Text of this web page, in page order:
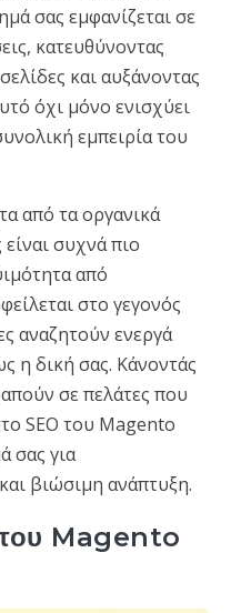
σας εμφανίζεται σε
κατευθύνοντας
και αυξάνοντας
όχι μόνο ενισχύει
εμπειρία του
από τα οργανικά
συχνά πιο
από
στο γεγονός
αναζητούν ενεργά
η δική σας. Κάνοντάς
σε πελάτες που
SEO του Magento
σας για
βιώσιμη ανάπτυξη.
του Magento